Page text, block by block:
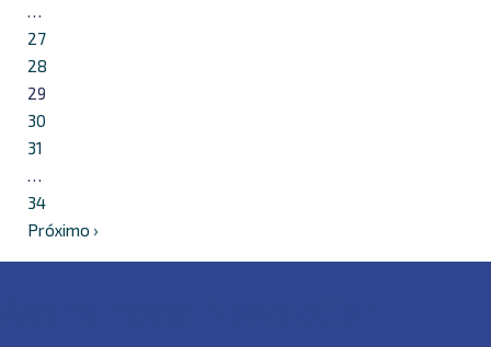
…
27
28
29
30
31
…
34
Próximo ›